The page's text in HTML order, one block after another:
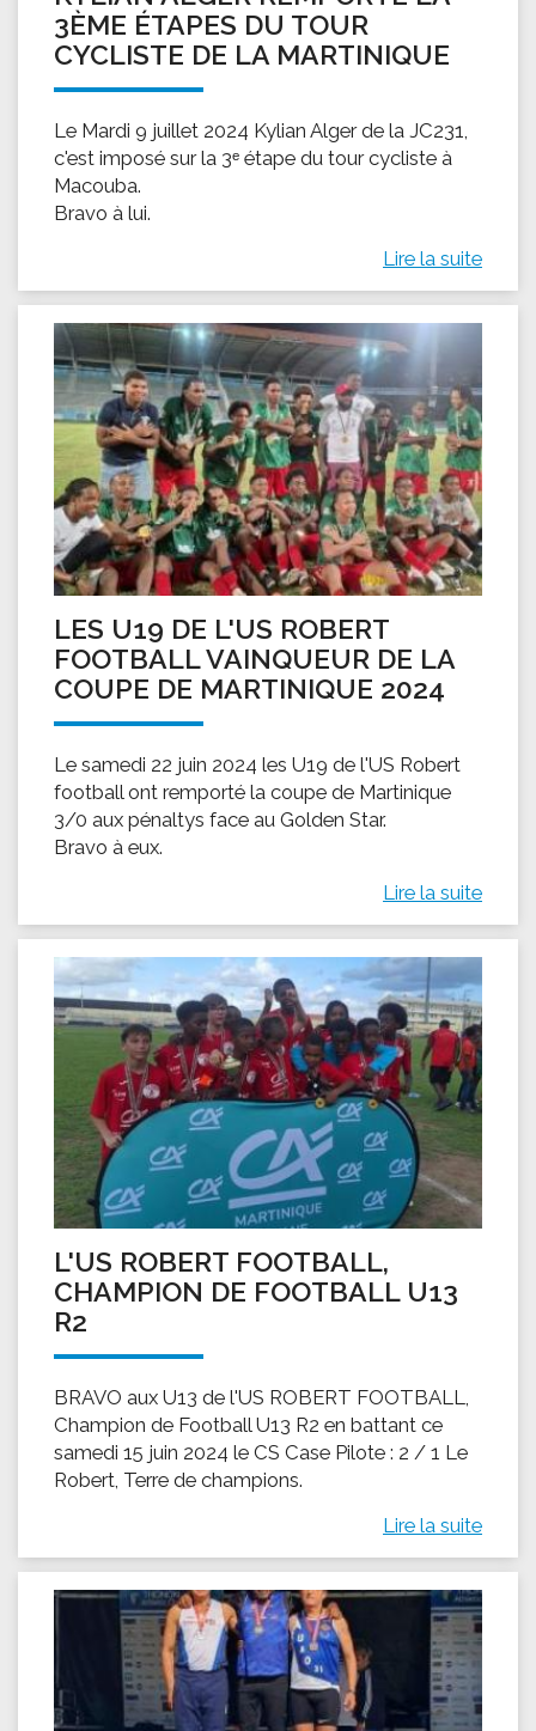
3ÈME ÉTAPES DU TOUR
CYCLISTE DE LA MARTINIQUE
Le Mardi 9 juillet 2024 Kylian Alger de la JC231,
c'est imposé sur la 3ᵉ étape du tour cycliste à
Macouba.
Bravo à lui.
Lire la suite
LES U19 DE L'US ROBERT
FOOTBALL VAINQUEUR DE LA
COUPE DE MARTINIQUE 2024
Le samedi 22 juin 2024 les U19 de l'US Robert
football ont remporté la coupe de Martinique
3/0 aux pénaltys face au Golden Star.
Bravo à eux.
Lire la suite
L'US ROBERT FOOTBALL,
CHAMPION DE FOOTBALL U13
R2
BRAVO aux U13 de l'US ROBERT FOOTBALL,
Champion de Football U13 R2 en battant ce
samedi 15 juin 2024 le CS Case Pilote : 2 / 1 Le
Robert, Terre de champions.
Lire la suite